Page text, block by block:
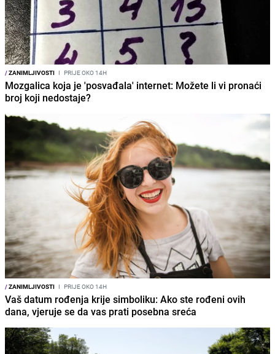
/ZANIMLJIVOSTI I PRIJE OKO 14H
Mozgalica koja je 'posvađala' internet: Možete li vi pronaći
broj koji nedostaje?
/ZANIMLJIVOSTI I PRIJE OKO 14H
Vaš datum rođenja krije simboliku: Ako ste rođeni ovih
dana, vjeruje se da vas prati posebna sreća